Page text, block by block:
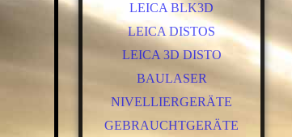
LEICA BLK3D
LEICA DISTOS
LEICA 3D DISTO
BAULASER
NIVELLIERGERÄTE
GEBRAUCHTGERÄTE